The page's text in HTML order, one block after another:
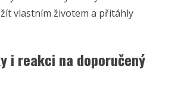
vlastním životem a přitáhly
i reakci na doporučený